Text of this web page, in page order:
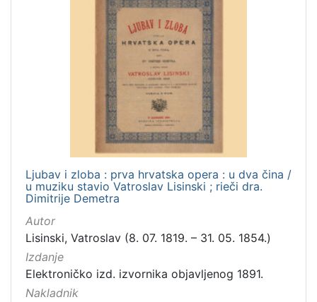
Ljubav i zloba : prva hrvatska opera : u dva čina /
u muziku stavio Vatroslav Lisinski ; rieči dra.
Dimitrije Demetra
Autor
Lisinski, Vatroslav (8. 07. 1819. – 31. 05. 1854.)
Izdanje
Elektroničko izd. izvornika objavljenog 1891.
Nakladnik